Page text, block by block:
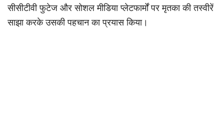
सीसीटीवी फुटेज और सोशल मीडिया प्लेटफार्मों पर मृतका की तस्वीरें
साझा करके उसकी पहचान का प्रयास किया।